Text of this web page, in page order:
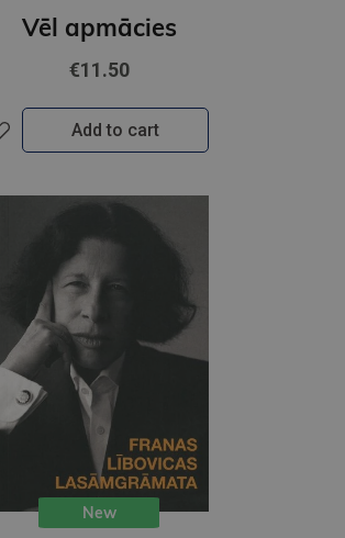
Vēl apmācies
€11.50
Add to cart
New